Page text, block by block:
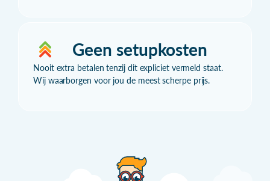
Geen setupkosten
Nooit extra betalen tenzij dit expliciet vermeld staat.
Wij waarborgen voor jou de meest scherpe prijs.